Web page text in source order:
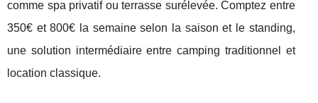
comme spa privatif ou terrasse surélevée. Comptez entre
350€ et 800€ la semaine selon la saison et le standing,
une solution intermédiaire entre camping traditionnel et
location classique.